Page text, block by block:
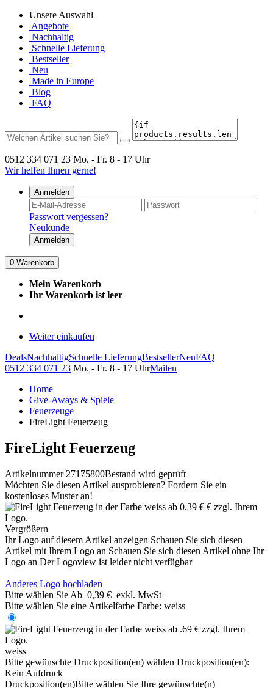
Unsere Auswahl
Angebote
Nachhaltig
Schnelle Lieferung
Bestseller
Neu
Made in Europe
Blog
FAQ
0512 334 071 23 Mo. - Fr. 8 - 17 Uhr
Wir helfen Ihnen gerne!
Anmelden
Passwort vergessen?
Neukunde
Anmelden
0 Warenkorb
Mein Warenkorb
Ihr Warenkorb ist leer
Weiter einkaufen
DealsNachhaltigSchnelle LieferungBestsellerNeuFAQ
0512 334 071 23 Mo. - Fr. 8 - 17 UhrMailen
Home
Give-Aways & Spiele
Feuerzeuge
FireLight Feuerzeug
FireLight Feuerzeug
Artikelnummer 27175800Bestand wird geprüft
Möchten Sie diesen Artikel ausprobieren? Fordern Sie ein
kostenloses Muster an!
Vergrößern
Ihr Logo auf diesem Artikel anzeigen Schauen Sie sich diesen
Artikel mit Ihrem Logo an Schauen Sie sich diesen Artikel ohne Ihr
Logo an Der Logoview ist leider nicht verfügbar
Anderes Logo hochladen
Bitte wählen Sie Ab 0,39 € exkl. MwSt
Bitte wählen Sie eine Artikelfarbe Farbe: weiss
weiss
Bitte gewünschte Druckposition(en) wählen Druckposition(en):
Kein Aufdruck
Druckposition(en)Bitte wählen Sie Ihre gewünschte(n)